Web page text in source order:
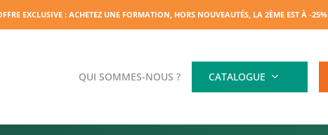
EXCLUSIVE : ACHETEZ UNE FORMATION, HORS NOUVEAUTÉS, LA 2ÈME EST À -25%
QUI SOMMES-NOUS ? CATALOGUE